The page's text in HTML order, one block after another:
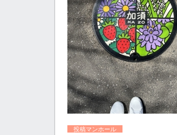
投稿マンホール